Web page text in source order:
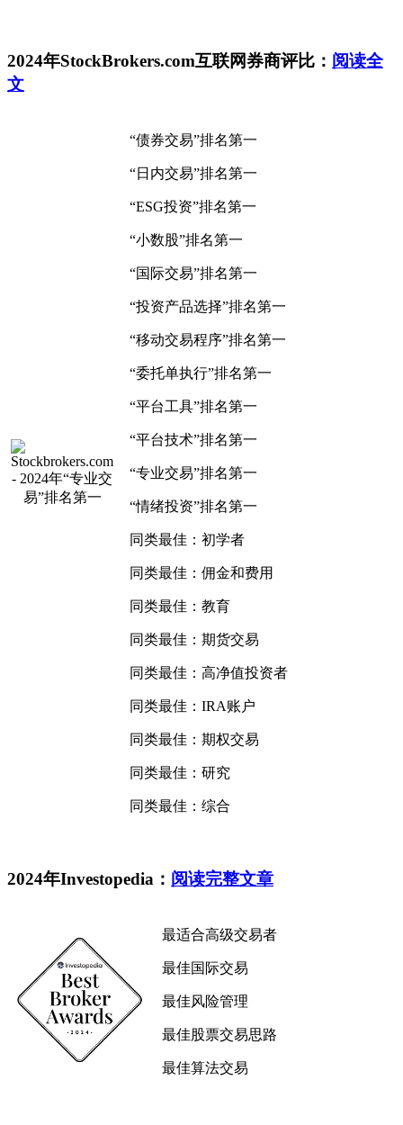
2024年StockBrokers.com互联网券商评比： 阅读全
文
“债券交易”排名第一
“日内交易”排名第一
“ESG投资”排名第一
“小数股”排名第一
“国际交易”排名第一
“投资产品选择”排名第一
“移动交易程序”排名第一
“委托单执行”排名第一
“平台工具”排名第一
“平台技术”排名第一
“专业交易”排名第一
“情绪投资”排名第一
同类最佳：初学者
同类最佳：佣金和费用
同类最佳：教育
同类最佳：期货交易
同类最佳：高净值投资者
同类最佳：IRA账户
同类最佳：期权交易
同类最佳：研究
同类最佳：综合
2024年Investopedia： 阅读完整文章
最适合高级交易者
最佳国际交易
最佳风险管理
最佳股票交易思路
最佳算法交易